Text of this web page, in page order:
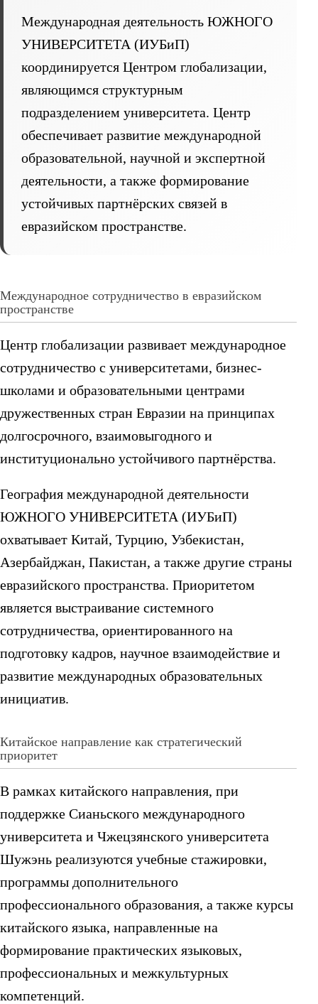
Международная деятельность ЮЖНОГО
УНИВЕРСИТЕТА (ИУБиП)
координируется Центром глобализации,
являющимся структурным
подразделением университета. Центр
обеспечивает развитие международной
образовательной, научной и экспертной
деятельности, а также формирование
устойчивых партнёрских связей в
евразийском пространстве.
Международное сотрудничество в евразийском
пространстве
Центр глобализации развивает международное
сотрудничество с университетами, бизнес-
школами и образовательными центрами
дружественных стран Евразии на принципах
долгосрочного, взаимовыгодного и
институционально устойчивого партнёрства.
География международной деятельности
ЮЖНОГО УНИВЕРСИТЕТА (ИУБиП)
охватывает Китай, Турцию, Узбекистан,
Азербайджан, Пакистан, а также другие страны
евразийского пространства. Приоритетом
является выстраивание системного
сотрудничества, ориентированного на
подготовку кадров, научное взаимодействие и
развитие международных образовательных
инициатив.
Китайское направление как стратегический
приоритет
В рамках китайского направления, при
поддержке Сианьского международного
университета и Чжецзянского университета
Шужэнь реализуются учебные стажировки,
программы дополнительного
профессионального образования, а также курсы
китайского языка, направленные на
формирование практических языковых,
профессиональных и межкультурных
компетенций.